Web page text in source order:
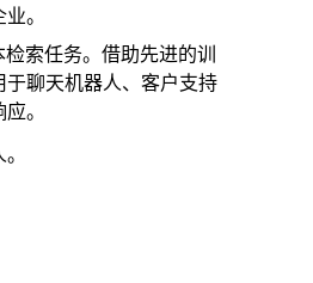
。
索任务。借助先进的训
聊天机器人、客户支持
。